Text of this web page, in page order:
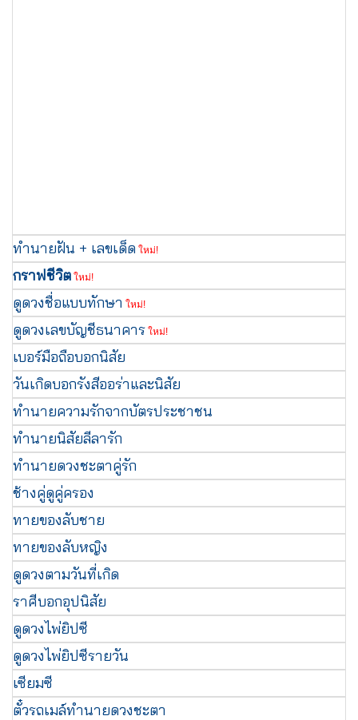
ทำนายฝัน + เลขเด็ด ใหม่!
กราฟชีวิต ใหม่!
ดูดวงชื่อแบบทักษา ใหม่!
ดูดวงเลขบัญชีธนาคาร ใหม่!
เบอร์มือถือบอกนิสัย
วันเกิดบอกรังสีออร่าและนิสัย
ทำนายความรักจากบัตรประชาชน
ทำนายนิสัยลีลารัก
ทำนายดวงชะตาคู่รัก
ช้างคู่ดูคู่ครอง
ทายของลับชาย
ทายของลับหญิง
ดูดวงตามวันที่เกิด
ราศีบอกอุปนิสัย
ดูดวงไพ่ยิปซี
ดูดวงไพ่ยิปซีรายวัน
เซียมซี
ตั๋วรถเมล์ทำนายดวงชะตา